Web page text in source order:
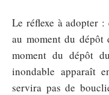
Le réflexe à adopter
au moment du dépôt
moment du dépôt
inondable apparaît
servira pas de